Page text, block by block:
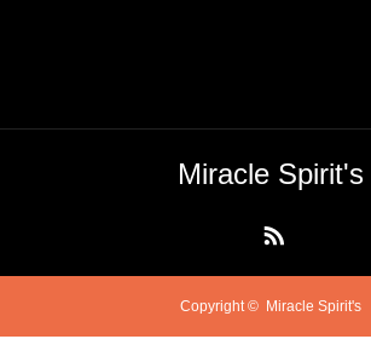
Miracle Spirit's
Copyright © Miracle Spirit's